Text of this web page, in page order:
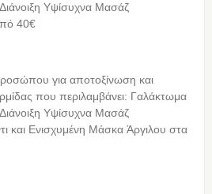
Υψίσυχνα Μασάζ
40€
για αποτοξίνωση και
που περιλαμβάνει: Γαλάκτωμα
Υψίσυχνα Μασάζ
και Ενισχυμένη Μάσκα Άργιλου στα